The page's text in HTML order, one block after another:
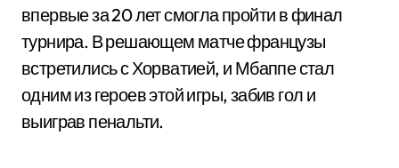
впервые за 20 лет смогла пройти в финал
турнира. В решающем матче французы
встретились с Хорватией, и Мбаппе стал
одним из героев этой игры, забив гол и
выиграв пенальти.